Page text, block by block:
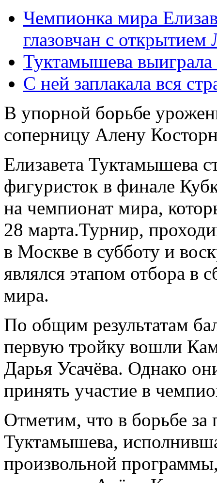
Чемпионка мира
глазовчан с
Туктамышева
С ней заплакала вся
В упорной борьбе
соперницу Алену
Елизавета Туктамышева
фигуристок в финале
на чемпионат мира,
28 марта.Турнир,
в Москве в субботу и
являлся этапом отбора в
мира.
По общим результатам
первую тройку вошли
Дарья Усачёва. Однако
принять участие в
Отметим, что в борьбе за
Туктамышева,
произвольной